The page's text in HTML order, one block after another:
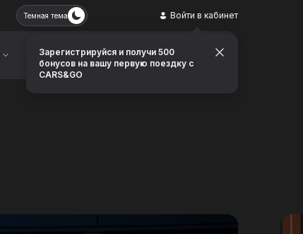
Контакты Заказать звонок
Темная тема Войти в кабинет
Зарегистрируйся и получи 500
бонусов на вашу первую поездку с
CARS&GO